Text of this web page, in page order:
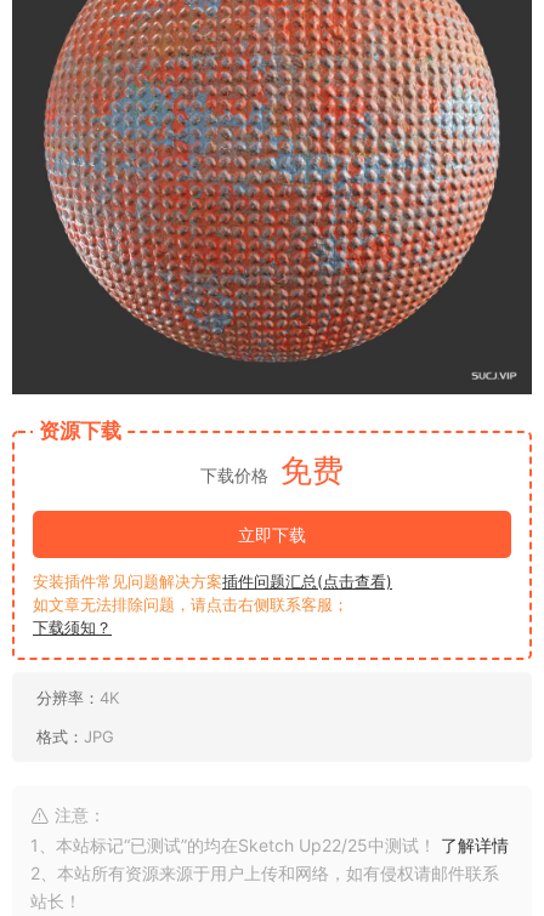
资源下载
下载价格 免费
立即下载
安装插件常见问题解决方案插件问题汇总(点击查看)
如文章无法排除问题，请点击右侧联系客服；
下载须知？
分辨率： 4K
格式： JPG
注意：
1、本站标记“已测试”的均在Sketch Up22/25中测试！ 了解详情
2、本站所有资源来源于用户上传和网络，如有侵权请邮件联系
站长！